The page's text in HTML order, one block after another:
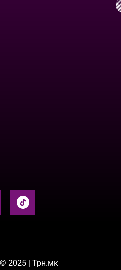
2025 | Трн.мк